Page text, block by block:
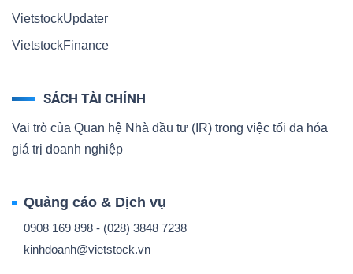
VietstockUpdater
VietstockFinance
SÁCH TÀI CHÍNH
Vai trò của Quan hệ Nhà đầu tư (IR) trong việc tối đa hóa
giá trị doanh nghiệp
Quảng cáo & Dịch vụ
0908 169 898 - (028) 3848 7238
kinhdoanh@vietstock.vn